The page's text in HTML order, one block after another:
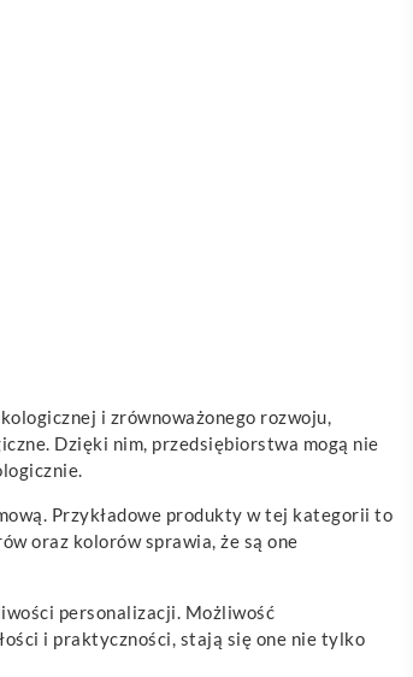
i zrównoważonego rozwoju,
Dzięki nim, przedsiębiorstwa mogą nie
Przykładowe produkty w tej kategorii to
oraz kolorów sprawia, że są one
personalizacji. Możliwość
i praktyczności, stają się one nie tylko